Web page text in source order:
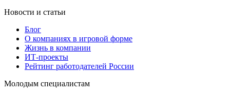
Новости и статьи
Блог
О компаниях в игровой форме
Жизнь в компании
ИТ-проекты
Рейтинг работодателей России
Молодым специалистам